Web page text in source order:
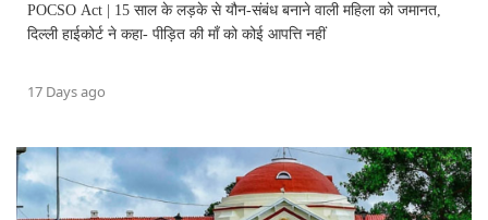
POCSO Act | 15 साल के लड़के से यौन-संबंध बनाने वाली महिला को जमानत,
दिल्ली हाईकोर्ट ने कहा- पीड़ित की माँ को कोई आपत्ति नहीं
17 Days ago